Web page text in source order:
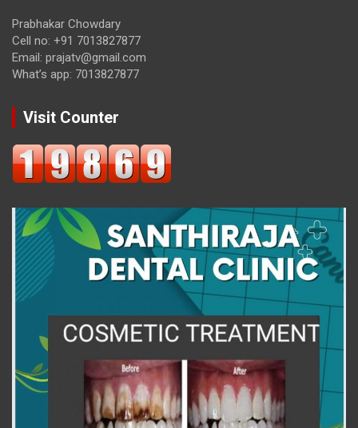
Prabhakar Chowdary
Cell no: +91 7013827877
Email: prajatv@gmail.com
What’s app: 7013827877
Visit Counter